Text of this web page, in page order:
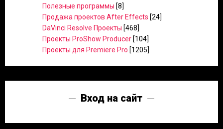
Полезные программы [8]
Продажа проектов After Effects [24]
DaVinci Resolve Проекты [468]
Проекты ProShow Producer [104]
Проекты для Premiere Pro [1205]
Вход на сайт